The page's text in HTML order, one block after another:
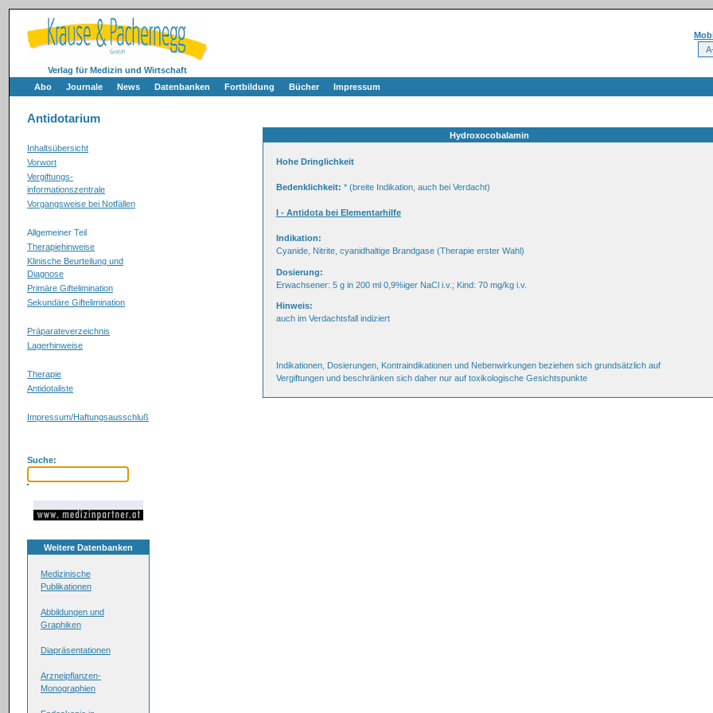
Verlag für Medizin und Wirtschaft
Abo Journale News Datenbanken Fortbildung Bücher Impressum
Antidotarium
Inhaltsübersicht
Vorwort
Vergiftungs-
informationszentrale
Vorgangsweise bei Notfällen
Allgemeiner Teil
Therapiehinweise
Klinische Beurteilung und
Diagnose
Primäre Giftelimination
Sekundäre Giftelimination
Präparateverzeichnis
Lagerhinweise
Therapie
Antidotaliste
Impressum/Haftungsausschluß
Suche:
Weitere Datenbanken
Medizinische
Publikationen
Abbildungen und
Graphiken
Diapräsentationen
Arzneipflanzen-
Monographien
Hydroxocobalamin
Hohe Dringlichkeit
Bedenklichkeit: * (breite Indikation, auch bei Verdacht)
I - Antidota bei Elementarhilfe
Indikation:
Cyanide, Nitrite, cyanidhaltige Brandgase (Therapie erster Wahl)
Dosierung:
Erwachsener: 5 g in 200 ml 0,9%iger NaCl i.v.; Kind: 70 mg/kg i.v.
Hinweis:
auch im Verdachtsfall indiziert
Indikationen, Dosierungen, Kontraindikationen und Nebenwirkungen beziehen sich grundsätzlich auf
Vergiftungen und beschränken sich daher nur auf toxikologische Gesichtspunkte